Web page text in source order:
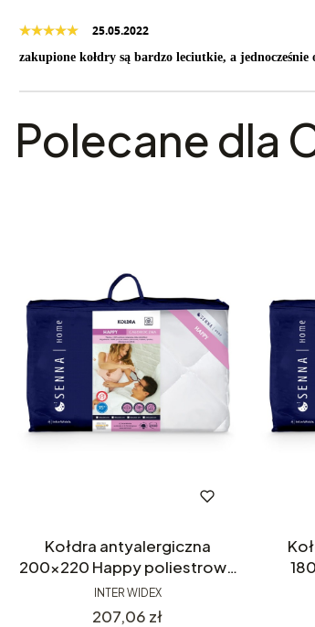
25.05.2022
zakupione kołdry są bardzo leciutkie, a jednocześnie
Polecane dla
Kołdra antyalergiczna
200x220 Happy poliestrowa
biała Inter Widex całoroczna
INTER WIDEX
Cena
207,06 zł